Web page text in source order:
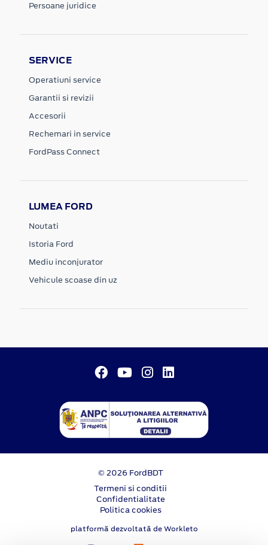
Persoane juridice
SERVICE
Operatiuni service
Garantii si revizii
Accesorii
Rechemari in service
FordPass Connect
LUMEA FORD
Noutati
Istoria Ford
Mediu inconjurator
Vehicule scoase din uz
© 2026 FordBDT
Termeni si conditii
Confidentialitate
Politica cookies
platformă dezvoltată de Workleto